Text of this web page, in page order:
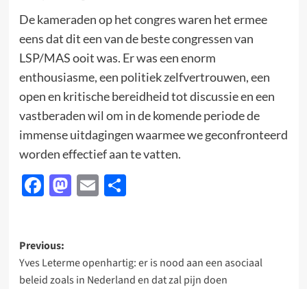
De kameraden op het congres waren het ermee
eens dat dit een van de beste congressen van
LSP/MAS ooit was. Er was een enorm
enthousiasme, een politiek zelfvertrouwen, een
open en kritische bereidheid tot discussie en een
vastberaden wil om in de komende periode de
immense uitdagingen waarmee we geconfronteerd
worden effectief aan te vatten.
Facebook
Mastodon
EmailDelen
Post
navigation
Previous:
Yves Leterme openhartig: er is nood aan een asociaal
beleid zoals in Nederland en dat zal pijn doen